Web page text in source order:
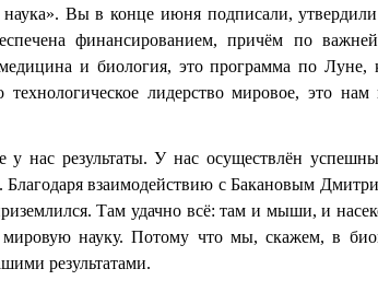
Вы в конце июня подписали,
финансированием, причём по
и биология, это программа по
лидерство мировое, это нам
у нас результаты. У нас осуществлён
взаимодействию с Бакановым
Там удачно всё: там и мыши, и
мировую науку. Потому что мы, скажем, в
результатами.